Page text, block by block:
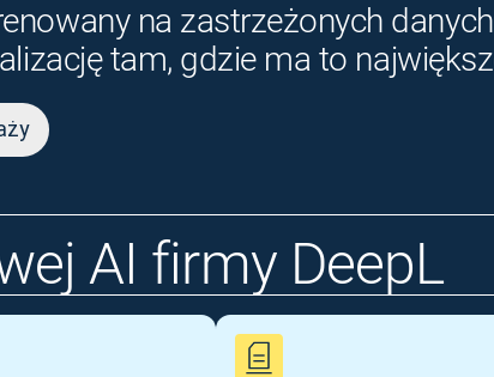
na zastrzeżonych
tam, gdzie ma to
AI firmy DeepL